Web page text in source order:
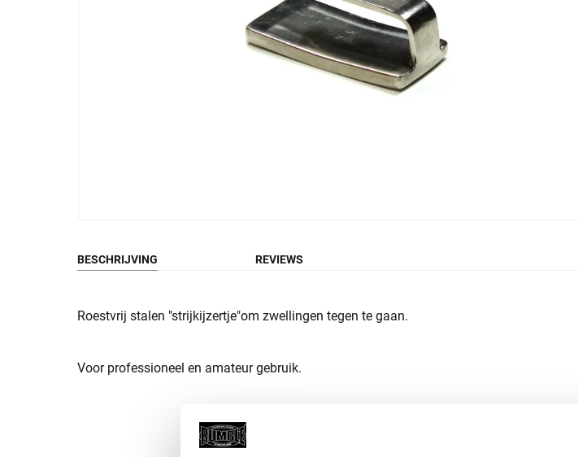
Aantal
BESCHRIJVING REVIEWS
Roestvrij stalen "strijkijzertje"om zwellingen tegen te gaan.
Voor professioneel en amateur gebruik.